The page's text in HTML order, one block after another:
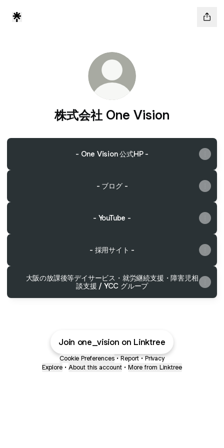
株式会社 One Vision
- One Vision 公式HP -
- ブログ -
- YouTube -
- 採用サイト -
大阪の放課後等デイサービス・就労継続支援・障害児相
談支援 / YCC グループ
Join one_vision on Linktree
Cookie Preferences • Report • Privacy
Explore • About this account • More from Linktree